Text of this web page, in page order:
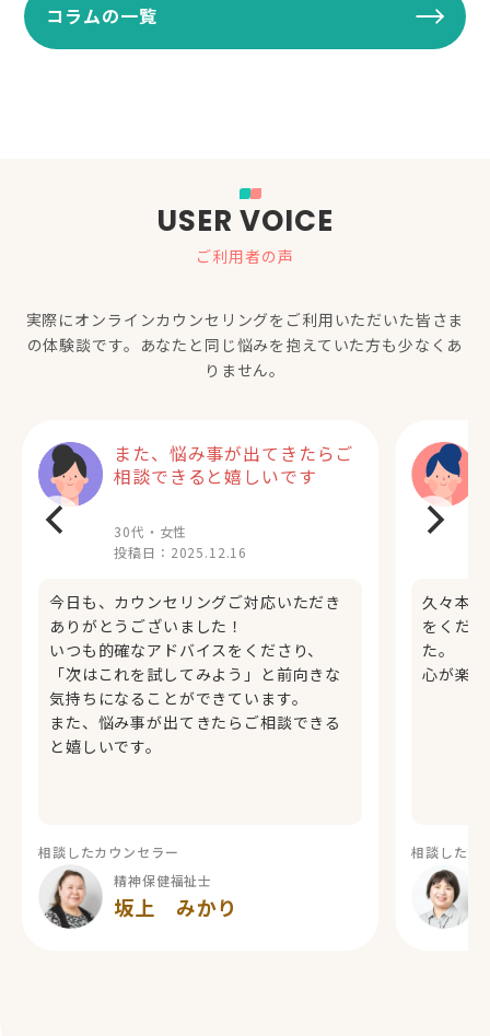
コラムの一覧
USER VOICE
ご利用者の声
実際にオンラインカウンセリングをご利用いただいた皆さま
の体験談です。あなたと同じ悩みを抱えていた方も少なくあ
りません。
また、悩み事が出てきたらご
相談できると嬉しいです
30代・女性
投稿日： 2025.12.16
今日も、カウンセリングご対応いただき
ありがとうございました！
いつも的確なアドバイスをくださり、
「次はこれを試してみよう」と前向きな
気持ちになることができています。
また、悩み事が出てきたらご相談できる
と嬉しいです。
相談したカウンセラー
精神保健福祉士
坂上 みかり
久々本
をくだ
た。
心が楽
相談したカ